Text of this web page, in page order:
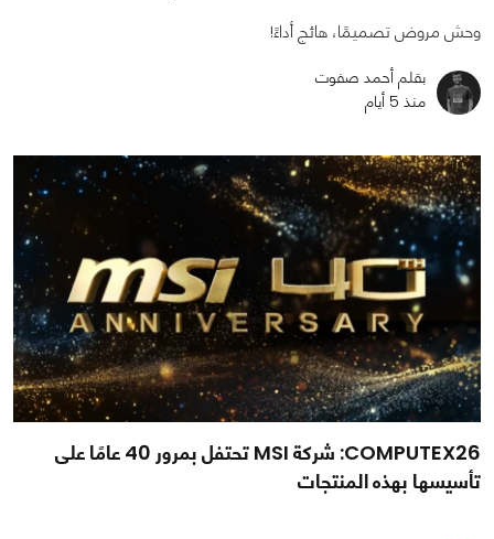
وحش مروض تصميمًا، هائج أداءً!
بقلم أحمد صفوت
منذ 5 أيام
COMPUTEX26: شركة MSI تحتفل بمرور 40 عامًا على
تأسيسها بهذه المنتجات